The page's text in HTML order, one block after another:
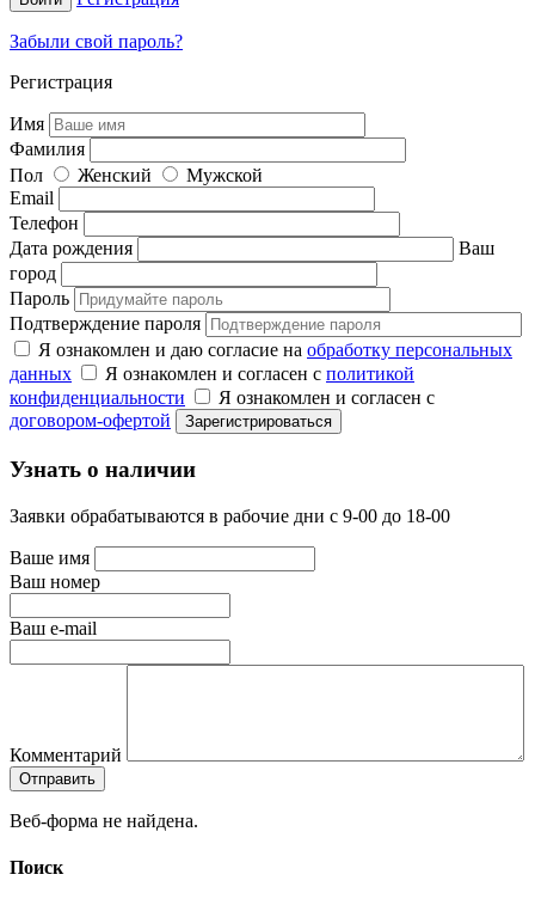
Забыли свой пароль?
Регистрация
Имя
Фамилия
Пол
Женский
Мужской
Email
Телефон
Дата рождения
Ваш
город
Пароль
Подтверждение пароля
Я ознакомлен и даю согласие на обработку персональных
данных
Я ознакомлен и согласен с политикой
конфиденциальности
Я ознакомлен и согласен с
договором-офертой
Узнать о наличии
Заявки обрабатываются в рабочие дни с 9-00 до 18-00
Ваше имя
Ваш номер
Ваш e-mail
Комментарий
Веб-форма не найдена.
Поиск